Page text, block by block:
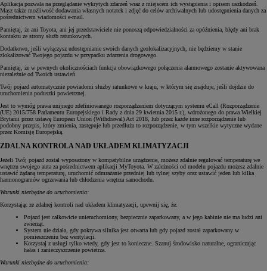
Aplikacja pozwala na przeglądanie wykrytych zdarzeń wraz z miejscem ich wystąpienia i opisem uszkodzeń.
Masz także możliwość dodawania własnych notatek i zdjęć do celów archiwalnych lub udostępnienia danych za
pośrednictwem wiadomości e-mail.
Pamiętaj, że ani Toyota, ani jej przedstawiciele nie ponoszą odpowiedzialności za opóźnienia, błędy ani brak
kontaktu ze strony służb ratunkowych.
Dodatkowo, jeśli wyłączysz udostępnianie swoich danych geolokalizacyjnych, nie będziemy w stanie
zlokalizować Twojego pojazdu w przypadku zdarzenia drogowego.
Pamiętaj, że w pewnych okolicznościach funkcja obowiązkowego połączenia alarmowego zostanie aktywowana
niezależnie od Twoich ustawień.
Twój pojazd automatycznie powiadomi służby ratunkowe w kraju, w którym się znajduje, jeśli dojdzie do
uruchomienia poduszki powietrznej.
Jest to wymóg prawa unijnego zdefiniowanego rozporządzeniem dotyczącym systemu eCall (Rozporządzenie
(UE) 2015/758 Parlamentu Europejskiego i Rady z dnia 29 kwietnia 2015 r.), wdrożonego do prawa Wielkiej
Brytanii przez ustawę European Union (Withdrawal) Act 2018, lub przez każde inne rozporządzenie lub
podobny przepis, który zmienia, zastępuje lub przedłuża to rozporządzenie, w tym wszelkie wytyczne wydane
przez Komisję Europejską.
ZDALNA KONTROLA NAD UKŁADEM KLIMATYZACJI
Jeżeli Twój pojazd został wyposażony w kompatybilne urządzenie, możesz zdalnie regulować temperaturę we
wnętrzu swojego auta za pośrednictwem aplikacji MyToyota. W zależności od modelu pojazdu możesz zdalnie
ustawić żądaną temperaturę, uruchomić odmrażanie przedniej lub tylnej szyby oraz ustawić jeden lub kilka
harmonogramów ogrzewania lub chłodzenia wnętrza samochodu.
Warunki niezbędne do uruchomienia:
Korzystając ze zdalnej kontroli nad układem klimatyzacji, upewnij się, że:
Pojazd jest całkowicie unieruchomiony, bezpiecznie zaparkowany, a w jego kabinie nie ma ludzi ani
zwierząt.
System nie działa, gdy pokrywa silnika jest otwarta lub gdy pojazd został zaparkowany w
pomieszczeniu bez wentylacji.
Korzystaj z usługi tylko wtedy, gdy jest to konieczne. Szanuj środowisko naturalne, ograniczając
hałas i zanieczyszczenie powietrza.
Warunki niezbędne do uruchomienia: